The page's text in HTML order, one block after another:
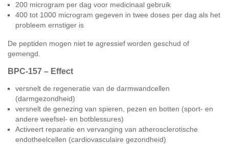
200 microgram per dag voor medicinaal gebruik
400 tot 1000 microgram gegeven in twee doses per dag als het
probleem ernstiger is
De peptiden mogen niet te agressief worden geschud of
gemengd.
BPC-157 – Effect
versnelt de regeneratie van de darmwandcellen
(darmgezondheid)
versnelt de genezing van spieren, pezen en botten (sport- en
andere weefsel- en botblessures)
Activeert reparatie en vervanging van atherosclerotische
endotheelcellen (cardiovasculaire gezondheid)